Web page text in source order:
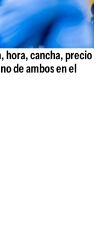
hora, cancha, precio
de ambos en el